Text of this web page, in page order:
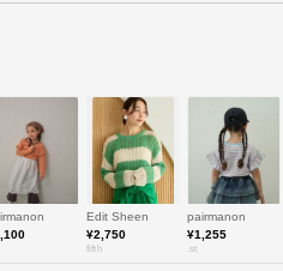
Edit Sheen
¥2,750
fifth
pairmanon
¥1,255
.st